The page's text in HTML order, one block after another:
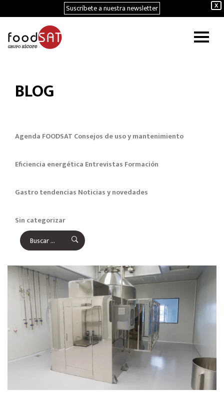
X
Suscríbete a nuestra newsletter
BLOG
Agenda FOODSAT Consejos de uso y mantenimiento
Eficiencia energética Entrevistas Formación
Gastro tendencias Noticias y novedades
Sin categorizar